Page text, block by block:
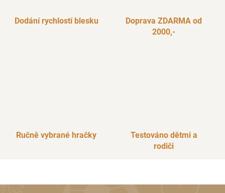
Dodání rychlostí blesku
Doprava ZDARMA od
2000,-
Ručně vybrané hračky
Testováno dětmi a
rodiči